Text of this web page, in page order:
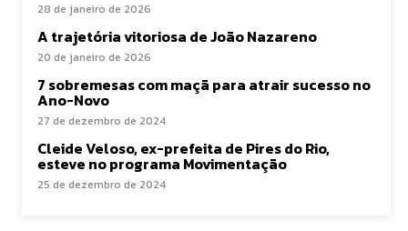
28 de janeiro de 2026
A trajetória vitoriosa de João Nazareno
20 de janeiro de 2026
7 sobremesas com maçã para atrair sucesso no
Ano-Novo
27 de dezembro de 2024
Cleide Veloso, ex-prefeita de Pires do Rio,
esteve no programa Movimentação
25 de dezembro de 2024